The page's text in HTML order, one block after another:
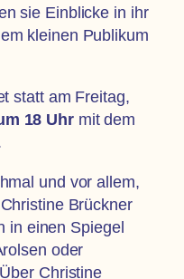
sie Einblicke in ihr
kleinen Publikum
statt am Freitag,
18 Uhrmit dem
und vor allem,
Brückner
in einen Spiegel
oder
Christine